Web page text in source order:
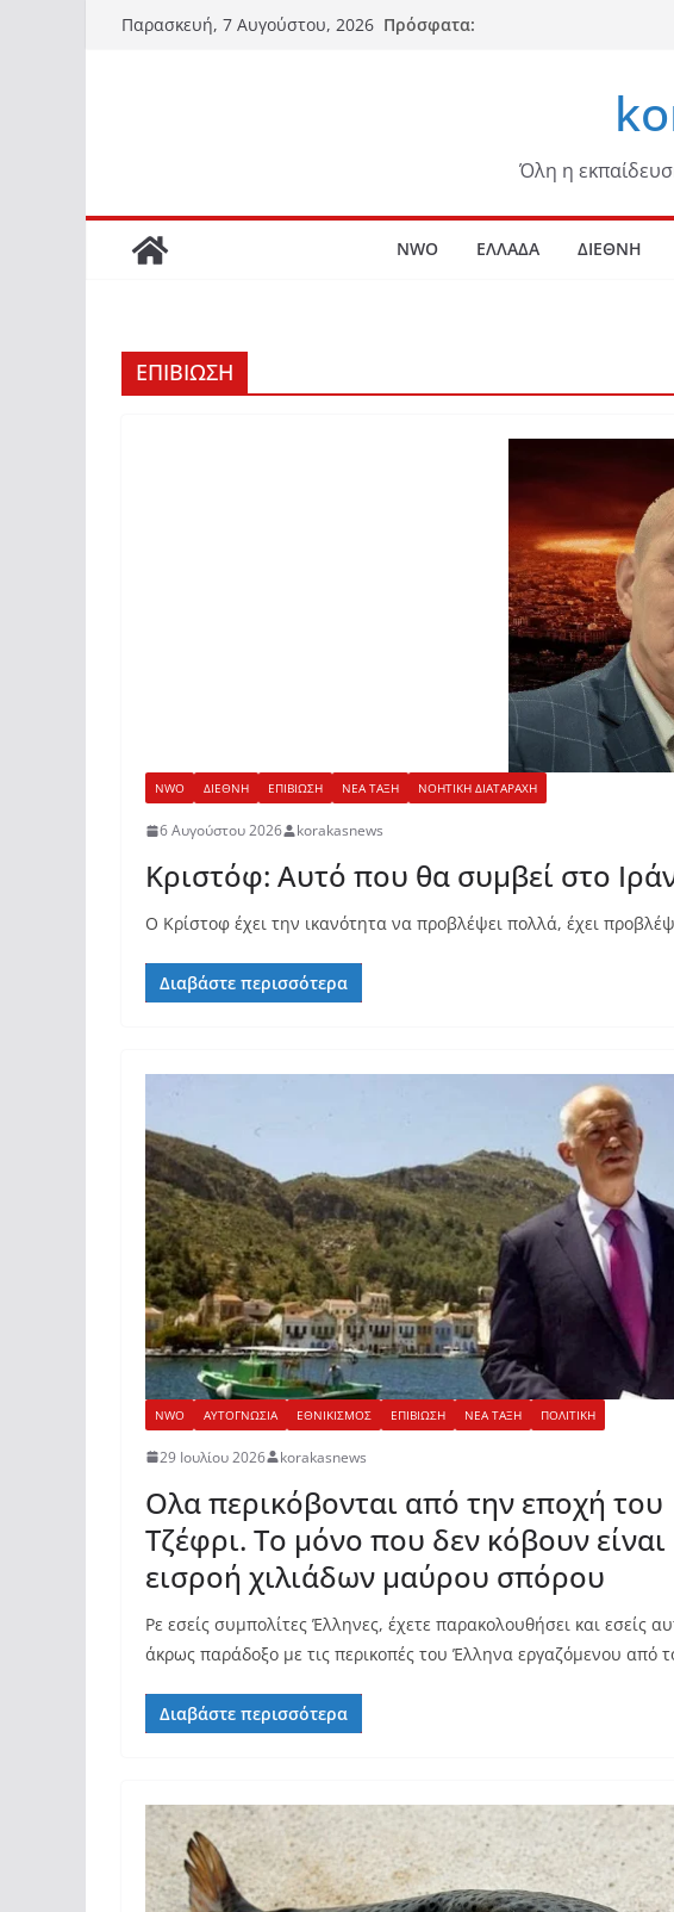
Μετάβαση
Παρασκευή, 7 Αυγούστου, 2026 Πρόσφατα:
Όλη η
NWO ΕΛΛΑΔΑ ΔΙΕΘΝΗ
ΕΠΙΒΙΩΣΗ
NWO ΔΙΕΘΝΗ ΕΠΙΒΙΩΣΗ ΝΕΑ ΤΑΞΗ ΝΟΗΤΙΚΗ ΔΙΑΤΑΡΑΧΗ
6 Αυγούστου 2026 korakasnews
Κριστόφ: Αυτό που θα συμβεί στο
Ο Κρίστοφ έχει την ικανότητα να προβλέψει πολλά, έχει
Διαβάστε περισσότερα
NWO ΑΥΤΟΓΝΩΣΙΑ ΕΘΝΙΚΙΣΜΟΣ ΕΠΙΒΙΩΣΗ ΝΕΑ ΤΑΞΗ ΠΟΛΙΤΙΚΗ
29 Ιουλίου 2026 korakasnews
Ολα περικόβονται από την εποχή του
Τζέφρι. Το μόνο που δεν κόβουν είναι
εισροή χιλιάδων μαύρου σπόρου
Ρε εσείς συμπολίτες Έλληνες, έχετε παρακολουθήσει και εσείς
άκρως παράδοξο με τις περικοπές του Έλληνα εργαζόμενου από
Διαβάστε περισσότερα